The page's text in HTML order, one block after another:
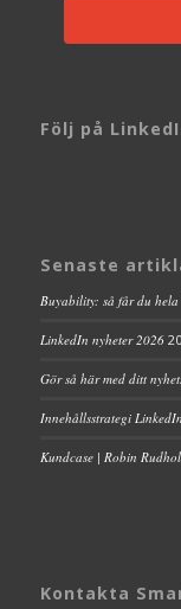
Följ på
Senaste
Buyability: så får du
LinkedIn nyheter 2026
Gör så här med ditt
Innehållsstrategi
Kundcase | Robin
Kontakta